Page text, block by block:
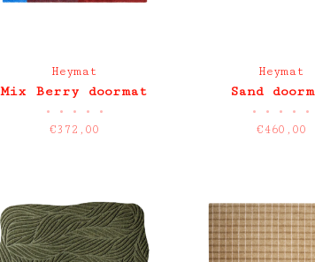
Heymat
Mix Berry doormat
• • • • •
€372,00
Heymat
Sand
• • • • •
€460,00